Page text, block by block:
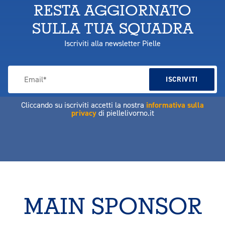
RESTA AGGIORNATO
SULLA TUA SQUADRA
Iscriviti alla newsletter Pielle
Cliccando su iscriviti accetti la nostra informativa sulla
privacydi piellelivorno.it
MAIN SPONSOR